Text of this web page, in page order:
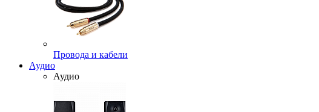
Провода и кабели
Аудио
Аудио